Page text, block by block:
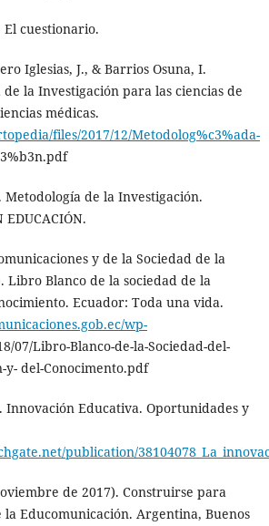
El cuestionario.
Iglesias, J., & Barrios Osuna, I.
la Investigación para las ciencias de
médicas.
files/2017/12/Metodolog%c3%ada-
Metodología de la Investigación.
EDUCACIÓN.
y de la Sociedad de la
Libro Blanco de la sociedad de la
Ecuador: Toda una vida.
wp-
07/Libro-Blanco-de-la-Sociedad-del-
y- del-Conocimento.pdf
Innovación Educativa. Oportunidades y
publication/
de 2017). Construirse para
la Educomunicación. Argentina, Buenos